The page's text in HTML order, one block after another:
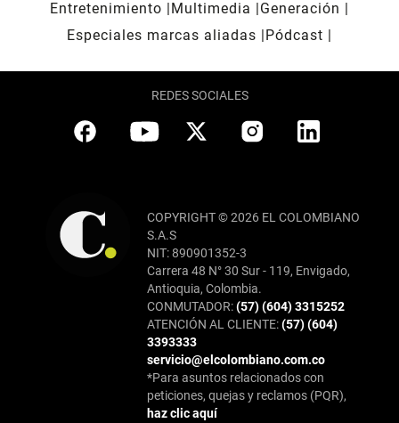
Entretenimiento
Multimedia
Generación
Especiales marcas aliadas
Pódcast
REDES SOCIALES
COPYRIGHT © 2026 EL COLOMBIANO
S.A.S
NIT: 890901352-3
Carrera 48 N° 30 Sur - 119, Envigado,
Antioquia, Colombia.
CONMUTADOR:(57) (604) 3315252
ATENCIÓN AL CLIENTE:(57) (604)
3393333
servicio@elcolombiano.com.co
*Para asuntos relacionados con
peticiones, quejas y reclamos (PQR),
haz clic aquí